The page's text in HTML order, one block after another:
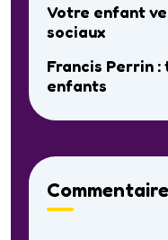
Votre enfant
sociaux
Francis Perrin
enfants